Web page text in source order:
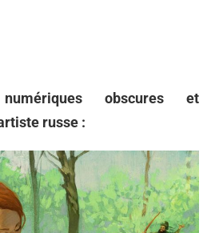
obscures et
russe :